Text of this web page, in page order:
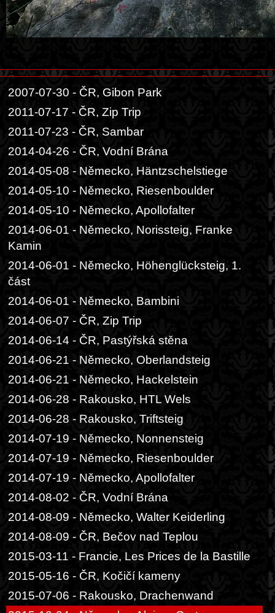
2007-07-30 - ČR, Gibon Park
2011-07-17 - ČR, Zip Trip
2011-07-23 - ČR, Sambar
2014-04-26 - ČR, Vodní Brána
2014-05-08 - Německo, Häntzschelstiege
2014-05-10 - Německo, Riesenboulder
2014-05-10 - Německo, Apollofalter
2014-06-01 - Německo, Norissteig, Franke
Kamin
2014-06-01 - Německo, Höhenglücksteig, 1.
část
2014-06-01 - Německo, Bambini
2014-06-07 - ČR, Zip Trip
2014-06-14 - ČR, Pastýřská stěna
2014-06-21 - Německo, Oberlandsteig
2014-06-21 - Německo, Hackelstein
2014-06-28 - Rakousko, HTL Wels
2014-06-28 - Rakousko, Triftsteig
2014-07-19 - Německo, Nonnensteig
2014-07-19 - Německo, Riesenboulder
2014-07-19 - Německo, Apollofalter
2014-08-02 - ČR, Vodní Brána
2014-08-09 - Německo, Walter Keiderling
2014-08-09 - ČR, Bečov nad Teplou
2015-03-11 - Francie, Les Prices de la Bastille
2015-05-16 - ČR, Kočičí kameny
2015-07-06 - Rakousko, Drachenwand